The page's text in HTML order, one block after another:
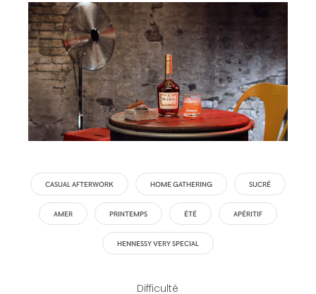
CASUAL AFTERWORK HOME GATHERING SUCRÉ
AMER PRINTEMPS ÉTÉ APÉRITIF
HENNESSY VERY SPECIAL
Difficulté